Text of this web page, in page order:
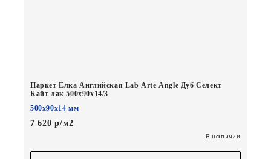
Паркет Елка Английская Lab Arte Angle Дуб Селект
Кайт лак 500х90х14/3
500х90х14 мм
7 620 р/м2
В наличии